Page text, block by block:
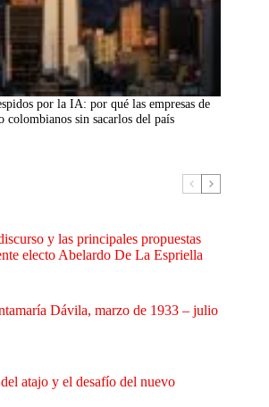
por la IA: por qué las empresas de
colombianos sin sacarlos del país
y las principales propuestas
electo Abelardo De La Espriella
Dávila, marzo de 1933 – julio
atajo y el desafío del nuevo